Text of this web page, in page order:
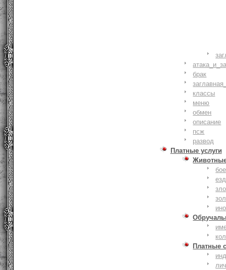
брак
классы
меню
обмен
описание
псж
развод
Платные услуги
Платные